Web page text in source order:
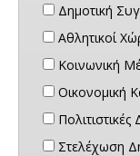
Δημοτική
Αθλητικοί
Κοινωνική
Οικονομική
Στελέχωση